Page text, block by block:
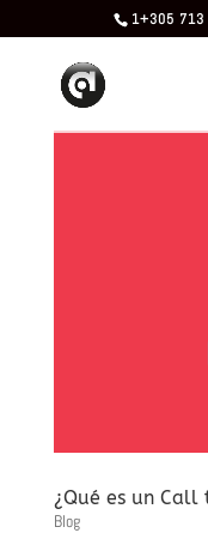
1+305 713
¿Qué es un Call
Blog